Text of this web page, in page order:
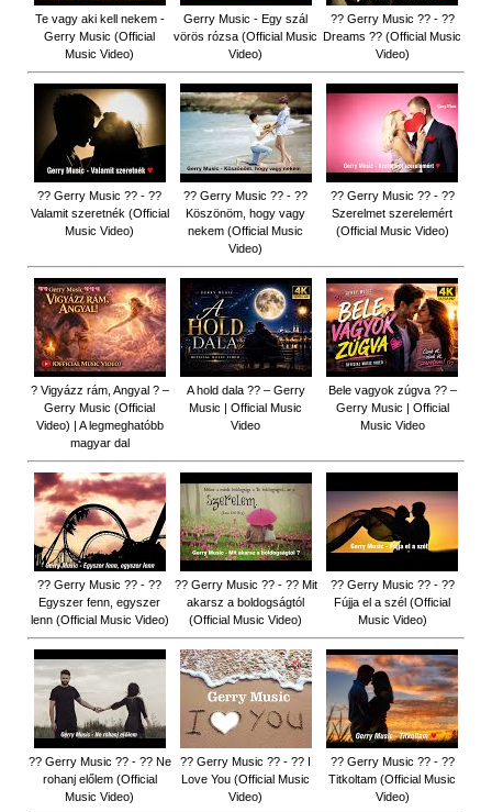
Te vagy aki kell nekem -
Gerry Music (Official
Music Video)
Gerry Music - Egy szál
vörös rózsa (Official Music
Video)
?? Gerry Music ?? - ??
Dreams ?? (Official Music
Video)
?? Gerry Music ?? - ??
Valamit szeretnék (Official
Music Video)
?? Gerry Music ?? - ??
Köszönöm, hogy vagy
nekem (Official Music
Video)
?? Gerry Music ?? - ??
Szerelmet szerelemért
(Official Music Video)
? Vigyázz rám, Angyal ? –
Gerry Music (Official
Video) | A legmeghatóbb
magyar dal
A hold dala ?? – Gerry
Music | Official Music
Video
Bele vagyok zúgva ?? –
Gerry Music | Official
Music Video
?? Gerry Music ?? - ??
Egyszer fenn, egyszer
lenn (Official Music Video)
?? Gerry Music ?? - ?? Mit
akarsz a boldogságtól
(Official Music Video)
?? Gerry Music ?? - ??
Fújja el a szél (Official
Music Video)
?? Gerry Music ?? - ?? Ne
rohanj előlem (Official
Music Video)
?? Gerry Music ?? - ?? I
Love You (Official Music
Video)
?? Gerry Music ?? - ??
Titkoltam (Official Music
Video)